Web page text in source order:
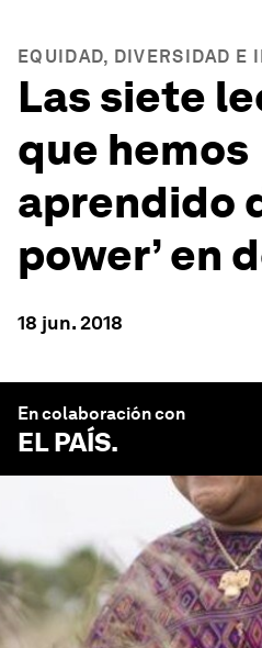
EQUIDAD, DIVERSIDAD E
Las siete
que hemos
aprendido
power’ en
18 jun. 2018
En colaboración con
EL PAÍS.